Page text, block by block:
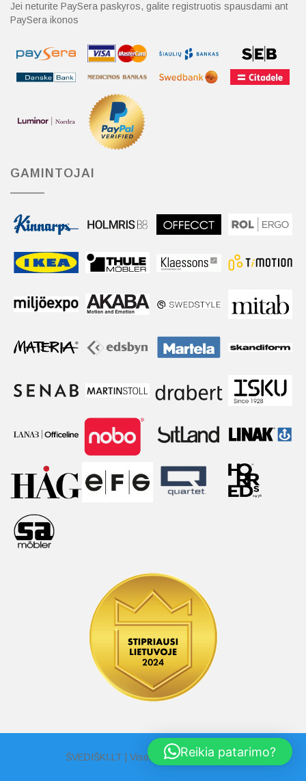
Jei neturite PaySera paskyros, galite registruotis spausdami ant
PaySera ikonos
GAMINTOJAI
ŠVEDIŠKI.LT | Visos Teisės Saugomos |
Reikia patarimo?